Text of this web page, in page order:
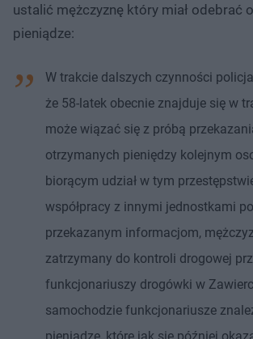
ustalić mężczyznę który miał odebrać
pieniądze:
W trakcie dalszych czynności
że 58-latek obecnie znajduje się w
może wiązać się z próbą
otrzymanych pieniędzy kolejnym
biorącym udział w tym
współpracy z innymi jednostkami
przekazanym informacjom,
zatrzymany do kontroli drogowej
funkcjonariuszy drogówki w
samochodzie funkcjonariusze
pieniądze, które jak się później